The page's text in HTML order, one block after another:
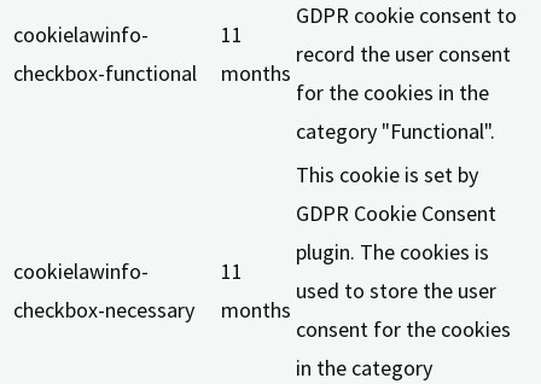
cookielawinfo-
checkbox-functional
11
months
GDPR cookie consent to
record the user consent
for the cookies in the
category "Functional".
cookielawinfo-
checkbox-necessary
11
months
This cookie is set by
GDPR Cookie Consent
plugin. The cookies is
used to store the user
consent for the cookies
in the category